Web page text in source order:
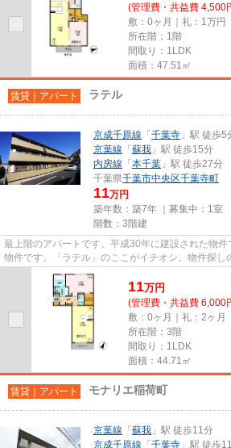
(管理費・共益費 4,500
敷：0ヶ月｜礼：1万円
所在階：1階
間取り：1LDK
面積：47.51㎡
賃貸｜アパート ラテル
京成千原線 「 千葉寺 」駅 徒歩5
京葉線 「 蘇我 」駅 徒歩15分
内房線 「 本千葉 」駅 徒歩27分
千葉県千葉市中央区千葉寺町
11万円
築年数：築7年 ｜募集中： 1室
階数：3階建
最上階のアパートです。平成30年に建設された物
物件です。「ラテル」のここがイチオシ。物件探
はchiba@archange.co.jpから...
11万円
(管理費・共益費 6,000
敷：0ヶ月｜礼：2ヶ月
所在階：3階
間取り：1LDK
面積：44.71㎡
賃貸｜アパート モナリエ稲荷町
京葉線 「 蘇我 」駅 徒歩11分
京成千原線 「 千葉寺 」駅 徒歩